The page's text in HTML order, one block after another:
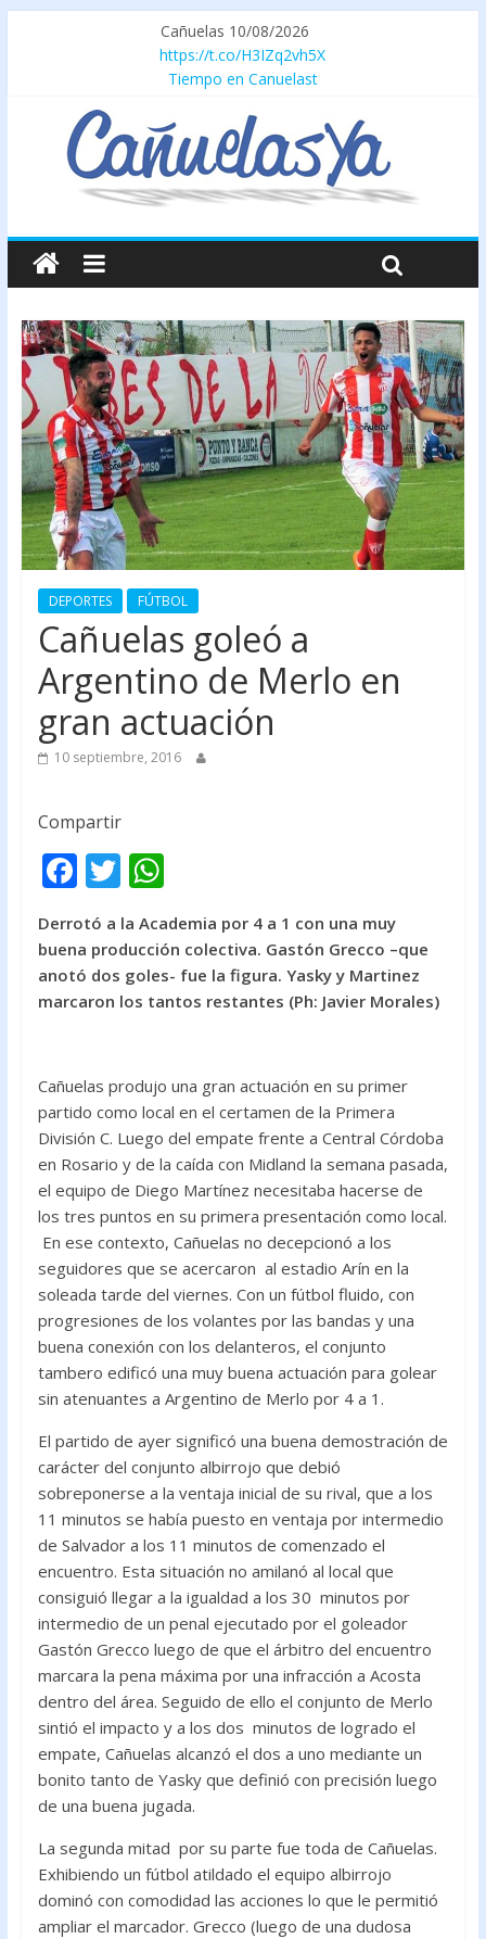
Cañuelas 10/08/2026
https://t.co/H3IZq2vh5X
Tiempo en Canuelast
DEPORTES FÚTBOL
Cañuelas goleó a
Argentino de Merlo en
gran actuación
10 septiembre, 2016
Compartir
F
ac
e
b
o
k
T
w
itt
er
W
h
at
s
A
p
Derrotó a la Academia por 4 a 1 con una muy
buena producción colectiva. Gastón Grecco –que
anotó dos goles- fue la figura. Yasky y Martinez
marcaron los tantos restantes (Ph: Javier Morales)
Cañuelas produjo una gran actuación en su primer
partido como local en el certamen de la Primera
División C. Luego del empate frente a Central Córdoba
en Rosario y de la caída con Midland la semana pasada,
el equipo de Diego Martínez necesitaba hacerse de
los tres puntos en su primera presentación como local.
En ese contexto, Cañuelas no decepcionó a los
seguidores que se acercaron al estadio Arín en la
soleada tarde del viernes. Con un fútbol fluido, con
progresiones de los volantes por las bandas y una
buena conexión con los delanteros, el conjunto
tambero edificó una muy buena actuación para golear
sin atenuantes a Argentino de Merlo por 4 a 1.
El partido de ayer significó una buena demostración de
carácter del conjunto albirrojo que debió
sobreponerse a la ventaja inicial de su rival, que a los
11 minutos se había puesto en ventaja por intermedio
de Salvador a los 11 minutos de comenzado el
encuentro. Esta situación no amilanó al local que
consiguió llegar a la igualdad a los 30 minutos por
intermedio de un penal ejecutado por el goleador
Gastón Grecco luego de que el árbitro del encuentro
marcara la pena máxima por una infracción a Acosta
dentro del área. Seguido de ello el conjunto de Merlo
sintió el impacto y a los dos minutos de logrado el
empate, Cañuelas alcanzó el dos a uno mediante un
bonito tanto de Yasky que definió con precisión luego
de una buena jugada.
La segunda mitad por su parte fue toda de Cañuelas.
Exhibiendo un fútbol atildado el equipo albirrojo
dominó con comodidad las acciones lo que le permitió
ampliar el marcador. Grecco (luego de una dudosa